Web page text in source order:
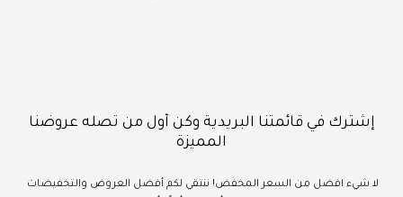
إشترك في قائمتنا البريدية وكن أول من تصله عروضنا
المميزة
لا شيء افضل من السعر المخفض! ننتقي لكم أفضل العروض والتخفيضات